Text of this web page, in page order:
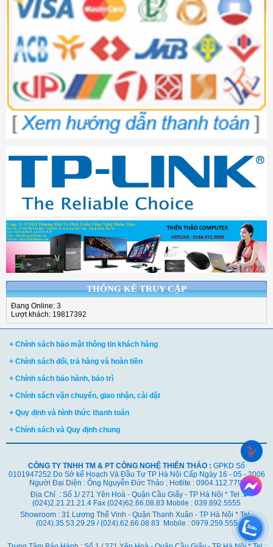
THỐNG KÊ TRUY CẬP
Đang Online: 3
Lượt khách: 19817392
+ Chính sách bảo mật thông tin khách hàng
+ Chính sách đổi, trả hàng và hoàn tiền
+ Chính sách bảo hành, bảo trì
+ Chính sách vận chuyển, giao nhận, cài đặt
+ Quy định và hình thức thanh toán
+ Chính sách và Quy định chung
CÔNG TY TNHH TM & PT CÔNG NGHỆ THIÊN THẢO : GPKD Số
0101947252 Do Sở kế Hoạch Và Đầu Tư TP Hà Nội Cấp Ngày 16 - 05 - 2006
Người Đại Diện : Ông Nguyễn Đức Thảo ; Hotlite : 0904.112.779
Địa Chỉ : Số 1/ 271 Yên Hoà - Quận Cầu Giấy - TP Hà Nội * Tel :
(024)2.21.21.21.4 Fax (024)62.66.08.83 Mobile : 039.892.5555
Showroom : 31 Lương Thế Vinh - Quận Thanh Xuân - TP Hà Nội * Tel :
(024).35.53.29.29 / (024).62.66.08.83 Mobile : 0979.259.555